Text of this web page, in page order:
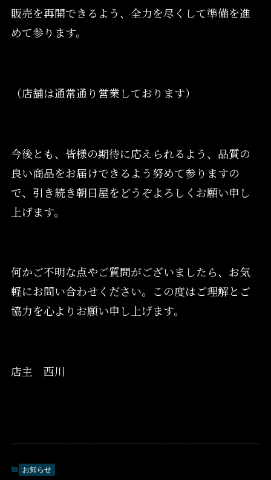
販売を再開できるよう、全力を尽くして準備を進
めて参ります。
（店舗は通常通り営業しております）
今後とも、皆様の期待に応えられるよう、品質の
良い商品をお届けできるよう努めて参りますの
で、引き続き朝日屋をどうぞよろしくお願い申し
上げます。
何かご不明な点やご質問がございましたら、お気
軽にお問い合わせください。この度はご理解とご
協力を心よりお願い申し上げます。
店主 西川
お知らせ